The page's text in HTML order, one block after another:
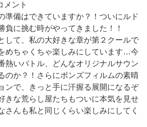
ント
準備はできていますか？！ついにルド
負に挑む時がやってきました！！
して、私の大好きな章が第２クールで
めちゃくちゃ楽しみにしています…今
熱いバトル、どんなオリジナルサウン
のか？！さらにボンズフィルムの素晴
ンで、きっと手に汗握る展開になるぞ
きな荒らし屋たちもついに本気を見せ
さんも私と同じくらい楽しみにしてく